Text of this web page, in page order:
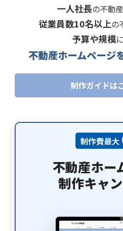
一人社長の不動
従業員数10名以上の
予算や規模
不動産ホームページ
制作ガイドは
制作費最大
不動産ホー
制作キャ